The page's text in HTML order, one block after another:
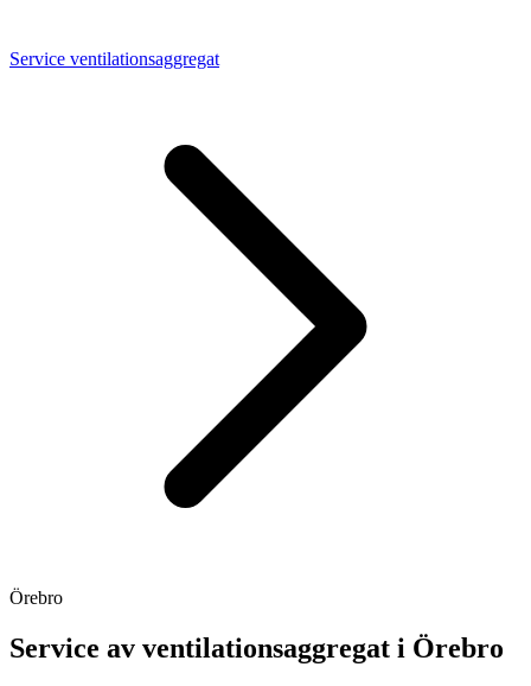
Service ventilationsaggregat
Örebro
Service av ventilationsaggregat i Örebro